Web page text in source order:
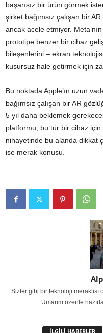
başarısız bir ürün görmek
şirket bağımsız çalışan bir
ancak acele etmiyor.
prototipe benzer bir cihaz
bileşenlerini – ekran
kusursuz hale getirmek için
Bu noktada Apple’ın uzun
bağımsız çalışan bir AR
5 yıl daha beklemek
platformu, bu tür bir cihaz için
nihayetinde bu alanda dikkat
ise merak konusu.
Sizler gibi bir teknoloji
Umarım özenle
İLGİLİ HABERLER